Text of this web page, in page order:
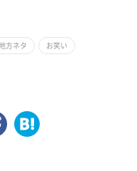
方ネタ お笑い